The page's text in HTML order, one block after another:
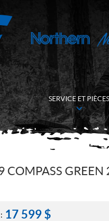
SERVICE ET PIÈCES
COMPASS GREEN
17 599 $